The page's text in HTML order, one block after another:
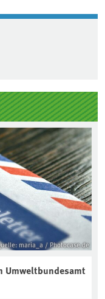
maria_a / Photocase.de
Umweltbundesamt